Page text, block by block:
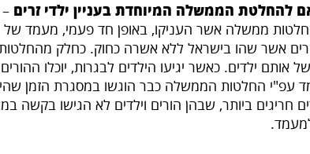
להחלטת הממשלה המיוחדת בעניין ילדי זרים
ממשלה אשר העניקו, באופן חד פעמי, מעמד של
אשר שהו בישראל ללא אשרה כחוק. כחלק
אותם ילדים. כאשר יגיעו הילדים לבגרות, יוכלו
החלטות הממשלה כבר הוגשו במסגרת הזמן
חריגים ביותר, שבהן הורים וילדים לא הגישו בקשה